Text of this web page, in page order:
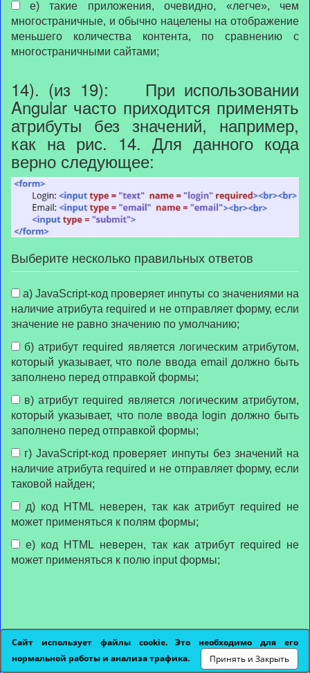
многостраничные, и обычно нацелены на отображение
меньшего количества контента, по сравнению с
многостраничными сайтами;
14). (из 19): При использовании
Angular часто приходится применять
атрибуты без значений, например,
как на рис. 14. Для данного кода
верно следующее:
Выберите несколько правильных ответов
наличие атрибута required и не отправляет форму, если
значение не равно значению по умолчанию;
который указывает, что поле ввода email должно быть
заполнено перед отправкой формы;
который указывает, что поле ввода login должно быть
заполнено перед отправкой формы;
наличие атрибута required и не отправляет форму, если
таковой найден;
может применяться к полям формы;
может применяться к полю input формы;
Сайт использует файлы cookie. Это необходимо для его
нормальной работы и анализа трафика.
Принять и Закрыть